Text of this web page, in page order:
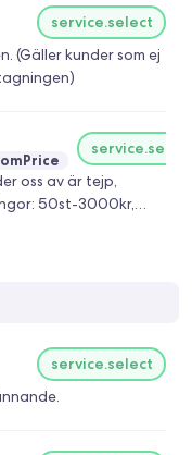
service.select
(Gäller kunder som ej
service.select
oss av är tejp,
50st-3000kr,
service.select